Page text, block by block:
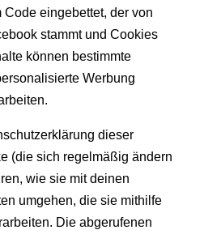
Code eingebettet, der von
stammt und Cookies
können bestimmte
Werbung
dieser
(die sich regelmäßig ändern
wie sie mit deinen
umgehen, die sie mithilfe
Die abgerufenen